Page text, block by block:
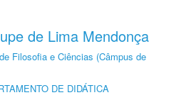
de Lima Mendonça
Filosofia e Ciências (Câmpus de
DE DIDÁTICA